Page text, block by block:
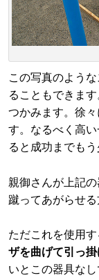
この写真のよう
ることもできま
つかみます。徐
す。なるべく高
ると成功までもう
親御さんが上記
蹴ってあがらせる
ただこれを使用す
ザを曲げて引っ掛
いとこの器具な